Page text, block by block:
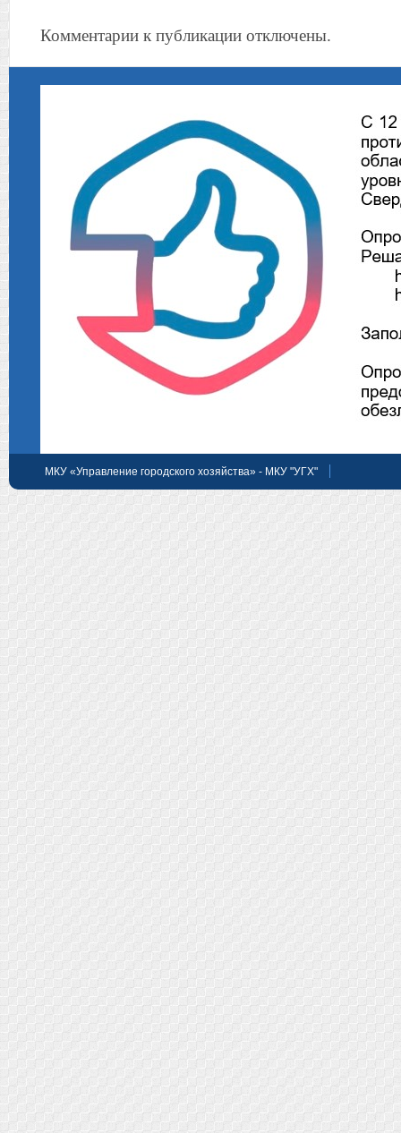
Комментарии к публикации отключены.
МКУ «Управление городского хозяйства» - МКУ "УГХ"